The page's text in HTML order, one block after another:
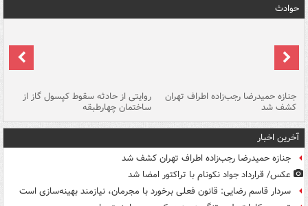
حوادث
جنازه حمیدرضا رجب‌زاده اطراف تهران
کشف شد
روایتی از حادثه سقوط کپسول گاز از
ساختمان چهارطبقه
آخرین اخبار
جنازه حمیدرضا رجب‌زاده اطراف تهران کشف شد
عکس/ قرارداد جواد نکونام با تراکتور امضا شد
سردار قاسم رضایی: قانون فعلی برخورد با مجرمان، نیازمند بهینه‌سازی است